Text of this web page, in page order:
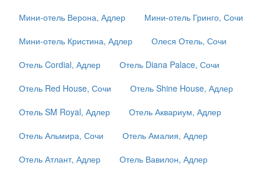
Мини-отель Верона, Адлер
Мини-отель Гринго, Сочи
Мини-отель Кристина, Адлер
Олеся Отель, Сочи
Отель Cordial, Адлер
Отель Diana Palace, Сочи
Отель Red House, Сочи
Отель Shine House, Адлер
Отель SM Royal, Адлер
Отель Аквариум, Адлер
Отель Альмира, Сочи
Отель Амалия, Адлер
Отель Атлант, Адлер
Отель Вавилон, Адлер